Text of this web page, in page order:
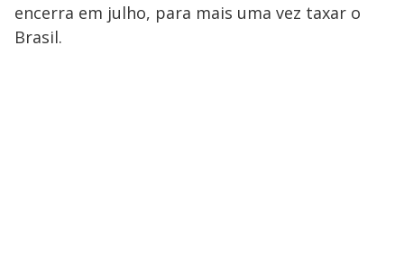
encerra em julho, para mais uma vez taxar o
Brasil.